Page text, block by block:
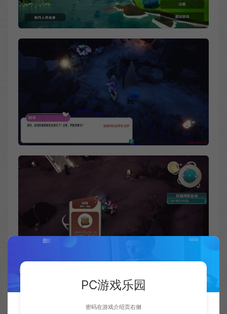
PC游戏乐园
密码在游戏介绍页右侧